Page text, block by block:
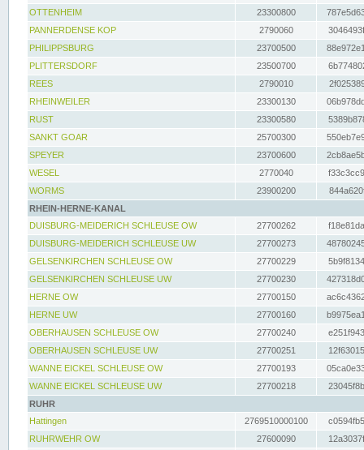
OTTENHEIM
23300800
PANNERDENSE KOP
2790060
PHILIPPSBURG
23700500
PLITTERSDORF
23500700
REES
2790010
RHEINWEILER
23300130
RUST
23300580
SANKT GOAR
25700300
SPEYER
23700600
WESEL
2770040
WORMS
23900200
RHEIN-HERNE-KANAL
DUISBURG-MEIDERICH SCHLEUSE OW
27700262
DUISBURG-MEIDERICH SCHLEUSE UW
27700273
GELSENKIRCHEN SCHLEUSE OW
27700229
GELSENKIRCHEN SCHLEUSE UW
27700230
HERNE OW
27700150
HERNE UW
27700160
OBERHAUSEN SCHLEUSE OW
27700240
OBERHAUSEN SCHLEUSE UW
27700251
WANNE EICKEL SCHLEUSE OW
27700193
WANNE EICKEL SCHLEUSE UW
27700218
RUHR
Hattingen
2769510000100
RUHRWEHR OW
27600090